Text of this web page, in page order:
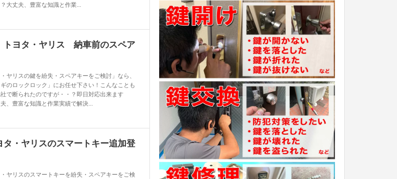
大丈夫、豊富な知識と作業...
トヨタ・ヤリス 納車前のスペア
ヤリスの鍵を紛失・スペアキーをご検討」なら、
のロックロック」にお任せ下さい！こんなことも
で断られたのですが・・？即日対応出来ます
、豊富な知識と作業実績で解決...
タ・ヤリスのスマートキー追加登
ヤリスのスマートキーを紛失・スペアキーをご検